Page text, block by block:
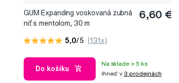
GUM Expanding voskovaná zubná
niť s mentolom, 30 m
6,60 €
5,0/5 (131x)
Do košíku
Na sklade > 5 ks
Ihneď v 3 prodejnách